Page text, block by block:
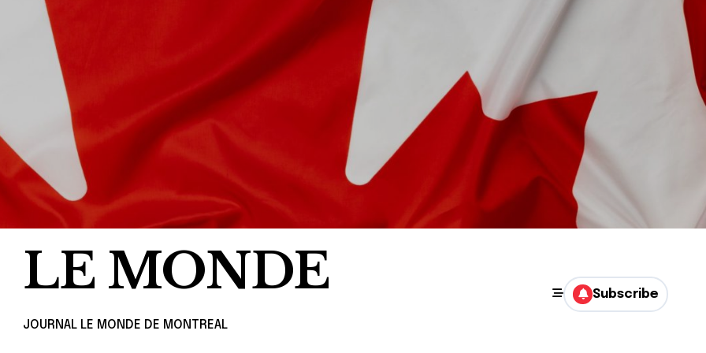
LE MONDE
JOURNAL LE MONDE DE MONTREAL
Subscribe